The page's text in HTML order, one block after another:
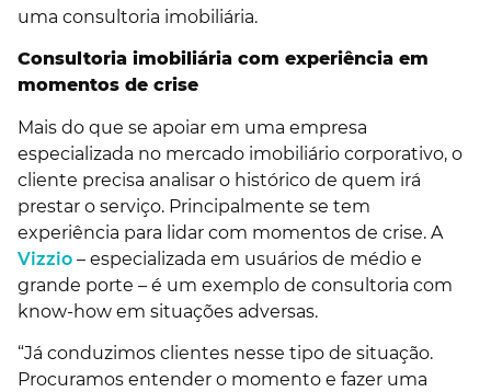
uma consultoria imobiliária.
Consultoria imobiliária com experiência em
momentos de crise
Mais do que se apoiar em uma empresa
especializada no mercado imobiliário corporativo, o
cliente precisa analisar o histórico de quem irá
prestar o serviço. Principalmente se tem
experiência para lidar com momentos de crise. A
Vizzio – especializada em usuários de médio e
grande porte – é um exemplo de consultoria com
know-how em situações adversas.
“Já conduzimos clientes nesse tipo de situação.
Procuramos entender o momento e fazer uma